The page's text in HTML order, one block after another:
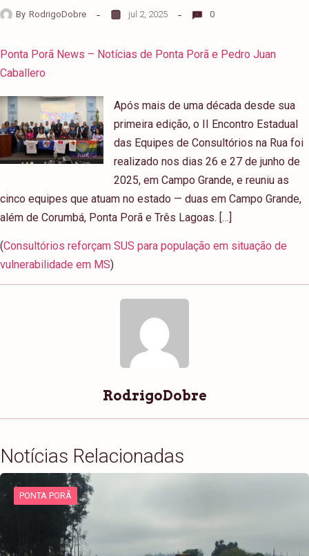
By RodrigoDobre jul 2, 2025 0
Ponta Porã News – Notícias de Ponta Porã e Pedro Juan
Caballero
Após mais de uma década desde sua
primeira edição, o II Encontro Estadual
das Equipes de Consultórios na Rua foi
realizado nos dias 26 e 27 de junho de
2025, em Campo Grande, e reuniu as
cinco equipes que atuam no estado — duas em Campo Grande,
além de Corumbá, Ponta Porã e Três Lagoas. […]
(Consultórios reforçam SUS para população em situação de
vulnerabilidade em MS)
RodrigoDobre
Notícias Relacionadas
PONTA PORÃ